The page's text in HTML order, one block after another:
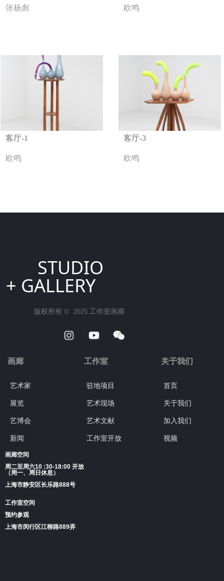
张杨彪 欧鸣
客厅-1
欧鸣
客厅-3
欧鸣
版权所有 ©  2025 工作室画廊
画廊
艺术家
展览
艺博会
新闻
驻地项目
艺术现场
艺术文献
工作室开放
工作室
首页
关于我们
加入我们
视频
关于我们
STUDIO
+ GALLERY
画廊空间
周二至周六10 :30-18:00 开放
（周一、周日休息）
上海市静安区长乐路888号
工作室空间
预约参观
上海市闵行区江柳路889弄